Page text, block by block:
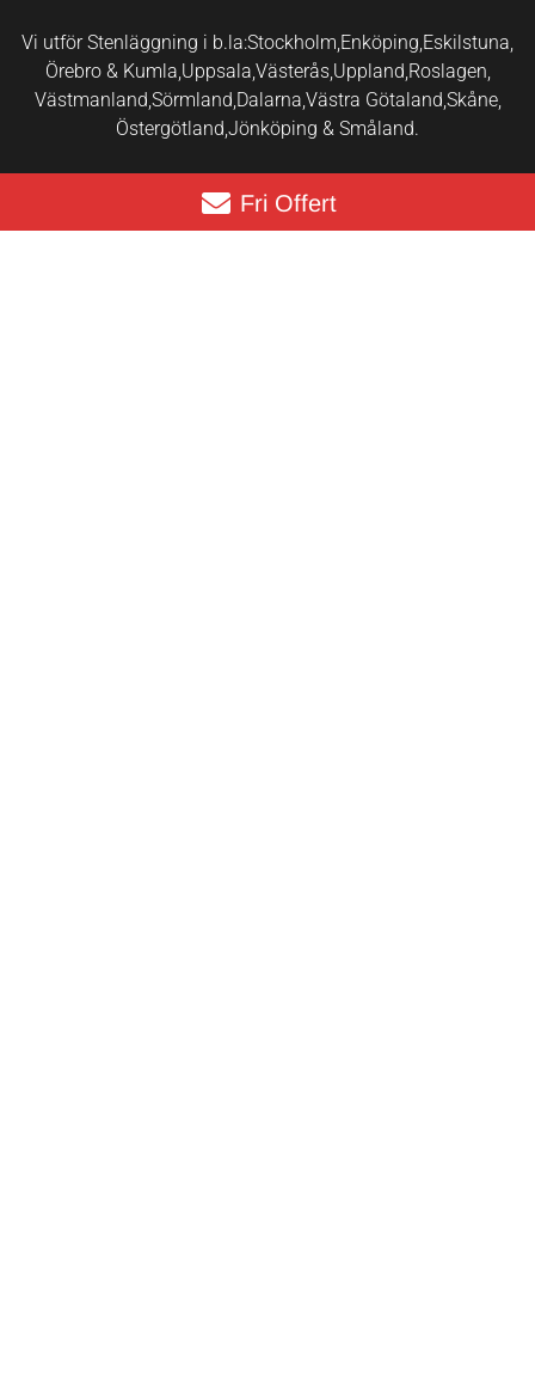
Vi utför Stenläggning i b.la:Stockholm,Enköping,Eskilstuna,
Örebro & Kumla,Uppsala,Västerås,Uppland,Roslagen,
Västmanland,Sörmland,Dalarna,Västra Götaland,Skåne,
Östergötland,Jönköping & Småland.
Fri Offert